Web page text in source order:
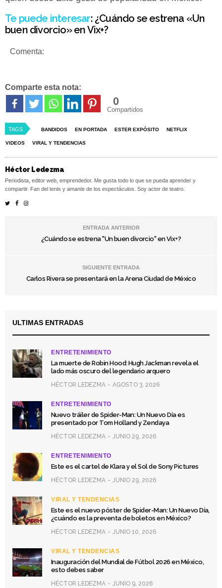
Te puede interesar: ¿Cuándo se estrena «Un
buen divorcio» en Vix+?
Comenta:
Comparte esta nota:
0
Compartidos
TAGS BANDIDOS EN PORTADA ESTER EXPÓSITO NETFLIX
VIDEOS VIRAL Y TENDENCIAS
Héctor Ledezma
Periodista, editor web, emprendedor. Me gusta todo lo que se pueda aprender y
compartir. Fan del tenis y amante de los espectáculos. Soy actor de teatro.
ENTRADA ANTERIOR
¿Cuándo se estrena "Un buen divorcio" en Vix+?
SIGUIENTE ENTRADA
Carlos Rivera se presentará en la Arena Ciudad de México
ULTIMAS ENTRADAS
ENTRETENIMIENTO
La muerte de Robin Hood: Hugh Jackman revela el
lado más oscuro del legendario arquero
HÉCTOR LEDEZMA AGOSTO 3, 2026
ENTRETENIMIENTO
Nuevo tráiler de Spider-Man: Un Nuevo Día es
presentado por Tom Holland y Zendaya
HÉCTOR LEDEZMA JUNIO 29, 2026
ENTRETENIMIENTO
Este es el cartel de Klara y el Sol de Sony Pictures
HÉCTOR LEDEZMA JUNIO 29, 2026
VIRAL Y TENDENCIAS
Este es el nuevo póster de Spider-Man: Un Nuevo Día,
¿cuándo es la preventa de boletos en México?
HÉCTOR LEDEZMA JUNIO 10, 2026
VIRAL Y TENDENCIAS
Inauguración del Mundial de Fútbol 2026 en México,
esto debes saber
HÉCTOR LEDEZMA JUNIO 9, 2026